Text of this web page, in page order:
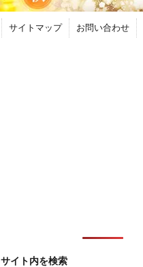
サイトマップ お問い合わせ
サイト内を検索